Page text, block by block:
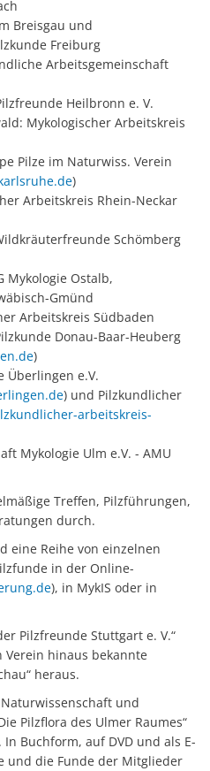
Breisgau und
Freiburg
Arbeitsgemeinschaft
Heilbronn e. V.
Mykologischer Arbeitskreis
Pilze im Naturwiss. Verein
)
Arbeitskreis Rhein-Neckar
Schömberg
Mykologie Ostalb,
Gmünd
Arbeitskreis Südbaden
Donau-Baar-Heuberg
)
Überlingen e.V.
) und Pilzkundlicher
arbeitskreis-
Mykologie Ulm e.V. - AMU
Treffen, Pilzführungen,
durch.
eine Reihe von einzelnen
in der Online-
), in MykIS oder in
Pilzfreunde Stuttgart e. V.“
hinaus bekannte
heraus.
und
Pilzflora des Ulmer Raumes“
Buchform, auf DVD und als E-
und die Funde der Mitglieder